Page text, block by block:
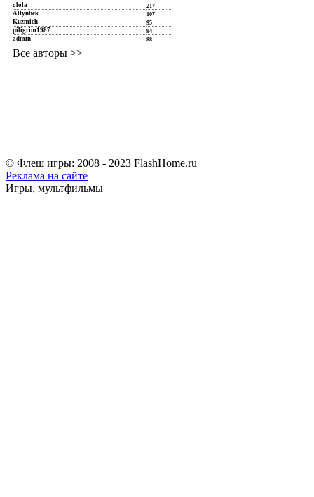
olola 217
Altynbek 107
Kuzmich 95
piligrim1987 94
admin 88
Все авторы >>
© Флеш игры: 2008 - 2023 FlashHome.ru
Реклама на сайте
Игры, мультфильмы